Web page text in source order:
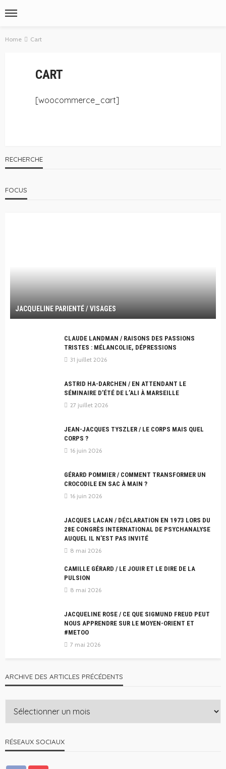
Home Cart
CART
[woocommerce_cart]
RECHERCHE
FOCUS
JACQUELINE PARIENTÉ / VISAGES
CLAUDE LANDMAN / RAISONS DES PASSIONS
TRISTES : MÉLANCOLIE, DÉPRESSIONS
31 juillet 2026
ASTRID HA-DARCHEN / EN ATTENDANT LE
SÉMINAIRE D’ÉTÉ DE L’ALI À MARSEILLE
27 juillet 2026
JEAN-JACQUES TYSZLER / LE CORPS MAIS QUEL
CORPS ?
16 juin 2026
GÉRARD POMMIER / COMMENT TRANSFORMER UN
CROCODILE EN SAC À MAIN ?
16 juin 2026
JACQUES LACAN / DÉCLARATION EN 1973 LORS DU
28E CONGRÈS INTERNATIONAL DE PSYCHANALYSE
AUQUEL IL N’EST PAS INVITÉ
8 mai 2026
CAMILLE GÉRARD / LE JOUIR ET LE DIRE DE LA
PULSION
8 mai 2026
JACQUELINE ROSE / CE QUE SIGMUND FREUD PEUT
NOUS APPRENDRE SUR LE MOYEN-ORIENT ET
#METOO
7 mai 2026
ARCHIVE DES ARTICLES PRÉCÉDENTS
RÉSEAUX SOCIAUX